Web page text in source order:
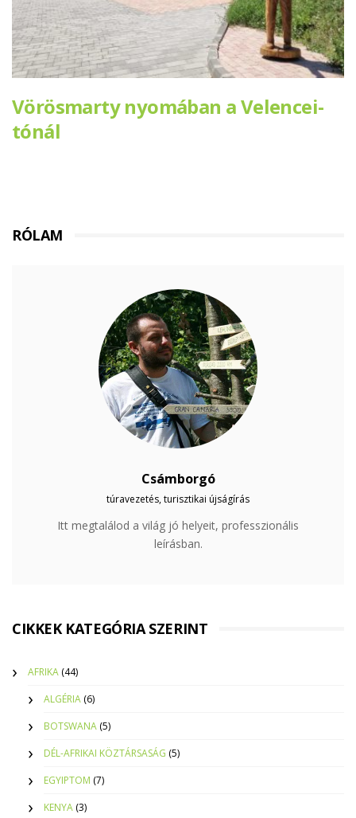
Vörösmarty nyomában a Velencei-
tónál
RÓLAM
Csámborgó
túravezetés, turisztikai újságírás
Itt megtalálod a világ jó helyeit, professzionális
leírásban.
CIKKEK KATEGÓRIA SZERINT
AFRIKA (44)
ALGÉRIA (6)
BOTSWANA (5)
DÉL-AFRIKAI KÖZTÁRSASÁG (5)
EGYIPTOM (7)
KENYA (3)